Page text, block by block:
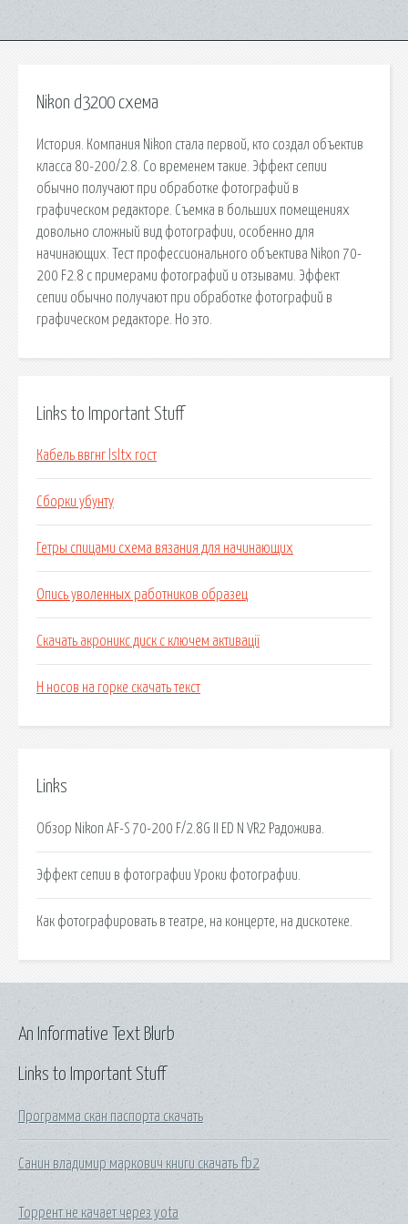
Nikon d3200 схема
История. Компания Nikon стала первой, кто создал объектив
класса 80-200/2.8. Со временем такие. Эффект сепии
обычно получают при обработке фотографий в
графическом редакторе. Съемка в больших помещениях
довольно сложный вид фотографии, особенно для
начинающих. Тест профессионального объектива Nikon 70-
200 F2.8 с примерами фотографий и отзывами. Эффект
сепии обычно получают при обработке фотографий в
графическом редакторе. Но это.
Links to Important Stuff
Кабель ввгнг lsltx гост
Сборки убунту
Гетры спицами схема вязания для начинающих
Опись уволенных работников образец
Скачать акроникс диск с ключем активації
Н носов на горке скачать текст
Links
Обзор Nikon AF-S 70-200 F/2.8G II ED N VR2 Радожива.
Эффект сепии в фотографии Уроки фотографии.
Как фотографировать в театре, на концерте, на дискотеке.
Links to Important Stuff
Программа скан паспорта скачать
Санин владимир маркович книги скачать fb2
Торрент не качает через yota
An Informative Text Blurb